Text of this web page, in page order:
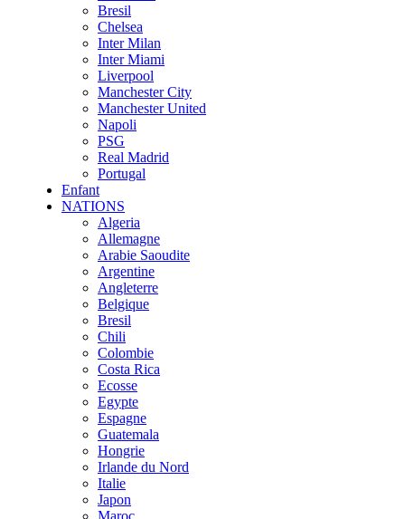
Bresil
Chelsea
Inter Milan
Inter Miami
Liverpool
Manchester City
Manchester United
Napoli
PSG
Real Madrid
Portugal
Enfant
NATIONS
Algeria
Allemagne
Arabie Saoudite
Argentine
Angleterre
Belgique
Bresil
Chili
Colombie
Costa Rica
Ecosse
Egypte
Espagne
Guatemala
Hongrie
Irlande du Nord
Italie
Japon
Maroc